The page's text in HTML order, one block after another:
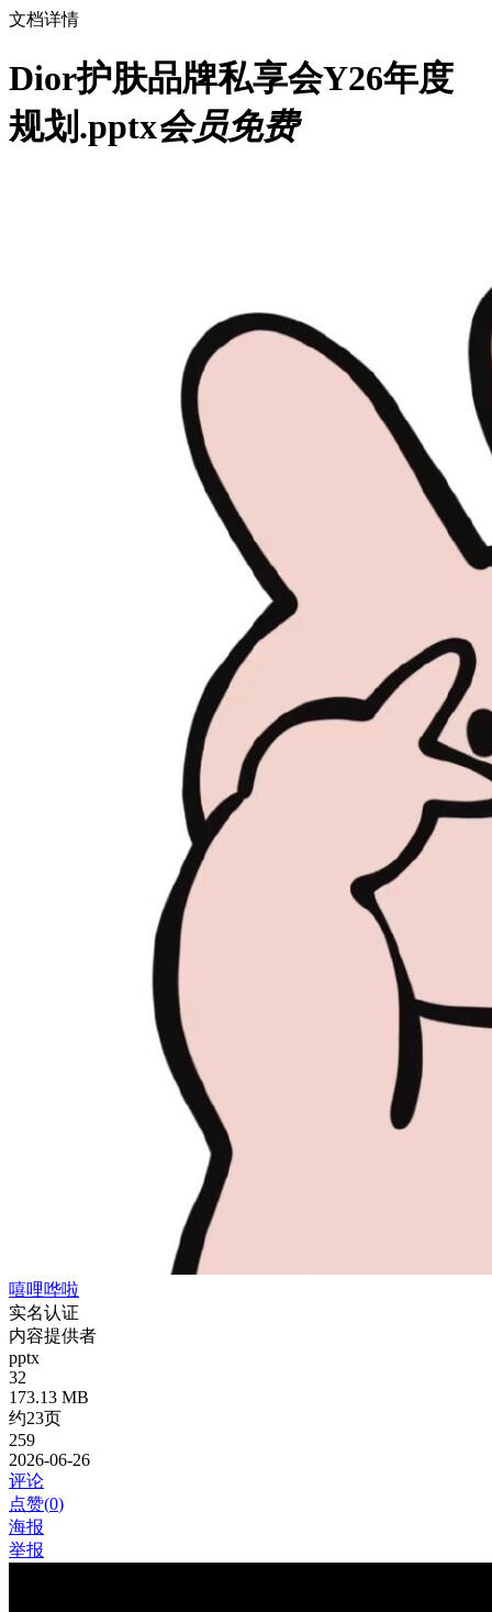
文档详情
Dior护肤品牌私享会Y26年度
规划.pptx会员免费
嘻哩哗啦
实名认证
内容提供者
pptx
32
173.13 MB
约23页
259
2026-06-26
评论
点赞(0)
海报
举报